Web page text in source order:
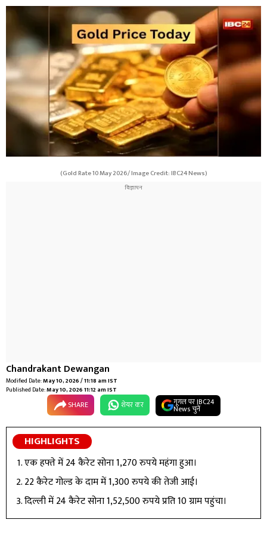
(Gold Rate 10 May 2026/ Image Credit: IBC24 News)
Chandrakant Dewangan
Modified Date:May 10, 2026 / 11:18 am IST
Published Date:May 10, 2026 11:12 am IST
SHARE शेयर कर गूगल पर IBC24
News चुनें
HIGHLIGHTS
एक हफ्ते में 24 कैरेट सोना 1,270 रुपये महंगा हुआ।
22 कैरेट गोल्ड के दाम में 1,300 रुपये की तेजी आई।
दिल्ली में 24 कैरेट सोना 1,52,500 रुपये प्रति 10 ग्राम पहुंचा।